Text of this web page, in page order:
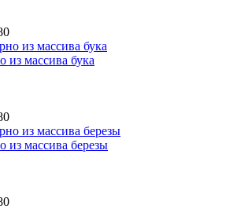
из массива бука
из массива березы